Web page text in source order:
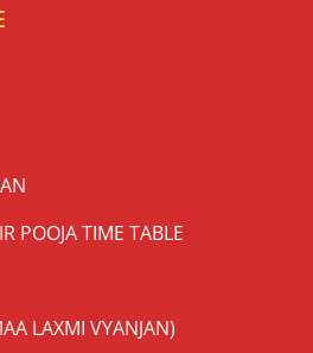
POOJA TIME TABLE
LAXMI VYANJAN)